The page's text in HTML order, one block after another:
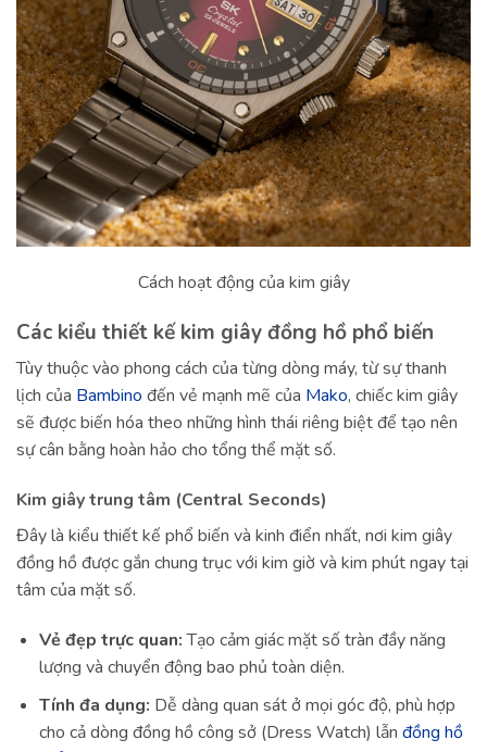
Cách hoạt động của kim giây
Các kiểu thiết kế kim giây đồng hồ phổ biến
Tùy thuộc vào phong cách của từng dòng máy, từ sự thanh
lịch của Bambino đến vẻ mạnh mẽ của Mako, chiếc kim giây
sẽ được biến hóa theo những hình thái riêng biệt để tạo nên
sự cân bằng hoàn hảo cho tổng thể mặt số.
Kim giây trung tâm (Central Seconds)
Đây là kiểu thiết kế phổ biến và kinh điển nhất, nơi kim giây
đồng hồ được gắn chung trục với kim giờ và kim phút ngay tại
tâm của mặt số.
Vẻ đẹp trực quan:Tạo cảm giác mặt số tràn đầy năng
lượng và chuyển động bao phủ toàn diện.
Tính đa dụng: Dễ dàng quan sát ở mọi góc độ, phù hợp
cho cả dòng đồng hồ công sở (Dress Watch) lẫn đồng hồ